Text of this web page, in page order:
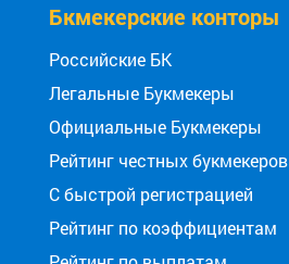
Бкмекерские конторы
Российские БК
Легальные Букмекеры
Официальные Букмекеры
Рейтинг честных букмекеров
С быстрой регистрацией
Рейтинг по коэффициентам